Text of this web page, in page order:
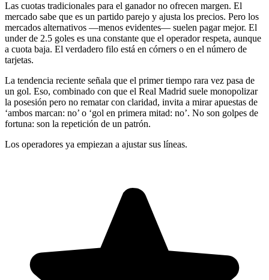
Las cuotas tradicionales para el ganador no ofrecen margen. El
mercado sabe que es un partido parejo y ajusta los precios. Pero los
mercados alternativos —menos evidentes— suelen pagar mejor. El
under de 2.5 goles es una constante que el operador respeta, aunque
a cuota baja. El verdadero filo está en córners o en el número de
tarjetas.
La tendencia reciente señala que el primer tiempo rara vez pasa de
un gol. Eso, combinado con que el Real Madrid suele monopolizar
la posesión pero no rematar con claridad, invita a mirar apuestas de
‘ambos marcan: no’ o ‘gol en primera mitad: no’. No son golpes de
fortuna: son la repetición de un patrón.
Los operadores ya empiezan a ajustar sus líneas.